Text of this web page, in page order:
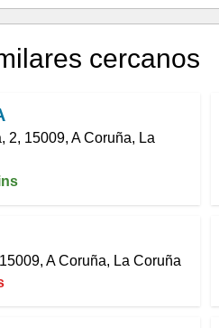
cercanos
2, 15009, A Coruña, La
A Coruña, La Coruña